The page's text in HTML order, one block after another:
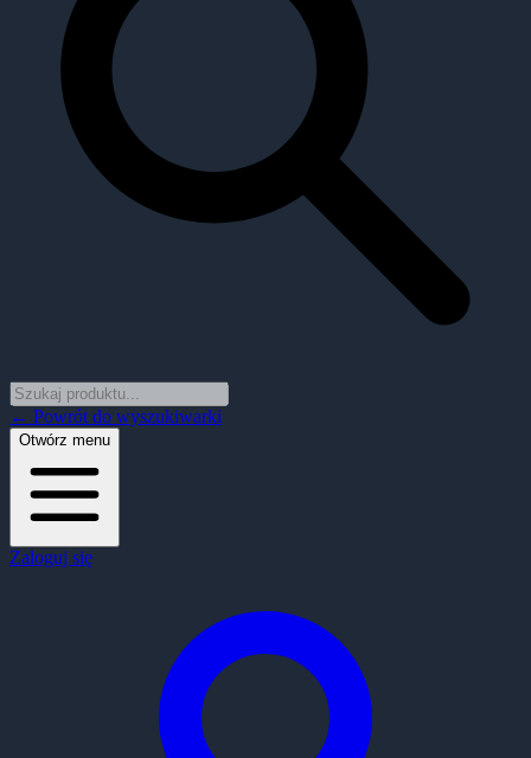
← Powrót do wyszukiwarki
Otwórz menu
Zaloguj się